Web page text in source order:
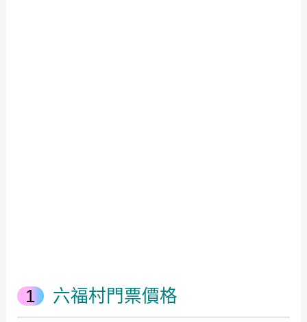
六福村門票價格